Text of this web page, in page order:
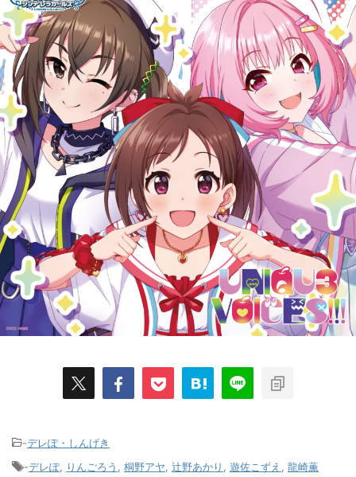
-デレぽ・しんげき
-デレぽ, りんごろう 桐野アヤ 辻野あかり 遊佐こずえ 龍崎薫